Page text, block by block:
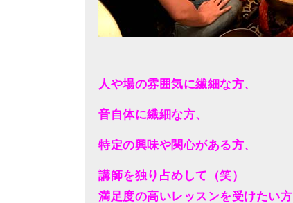
人や場の雰囲気に繊細な方、
音自体に繊細な方、
特定の興味や関心がある方、
講師を独り占めして（笑）
満足度の高いレッスンを受けたい方